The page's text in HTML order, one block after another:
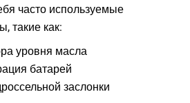
часто используемые
такие как:
уровня масла
батарей
заслонки